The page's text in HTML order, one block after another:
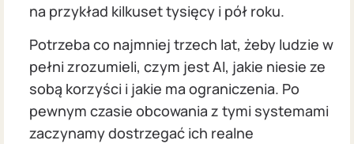
na przykład kilkuset tysięcy i pół roku.
Potrzeba co najmniej trzech lat, żeby ludzie w
pełni zrozumieli, czym jest AI, jakie niesie ze
sobą korzyści i jakie ma ograniczenia. Po
pewnym czasie obcowania z tymi systemami
zaczynamy dostrzegać ich realne